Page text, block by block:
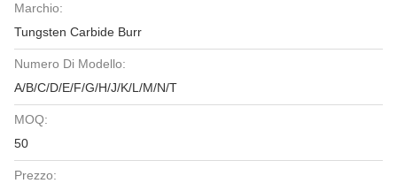
Marchio:
Tungsten Carbide Burr
Numero Di Modello:
A/B/C/D/E/F/G/H/J/K/L/M/N/T
MOQ:
50
Prezzo: